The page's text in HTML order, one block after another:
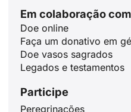
Em colaboração com
Doe online
Faça um donativo em
Doe vasos sagrados
Legados e testamentos
Participe
Peregrinações